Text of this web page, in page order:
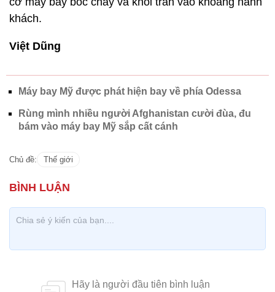
khách.
Việt Dũng
Máy bay Mỹ được phát hiện bay về phía Odessa
Rùng mình nhiều người Afghanistan cười đùa, đu
bám vào máy bay Mỹ sắp cất cánh
Chủ đề: Thế giới